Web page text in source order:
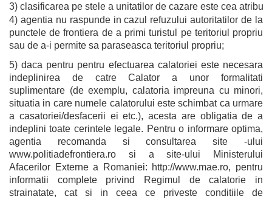
3) clasificarea pe stele a unitatilor de cazare este cea
4) agentia nu raspunde in cazul refuzului autoritatilor de la
punctele de frontiera de a primi turistul pe teritoriul propriu
sau de a-i permite sa paraseasca teritoriul propriu;
5) daca pentru pentru efectuarea calatoriei este necesara
indeplinirea de catre Calator a unor formalitati
suplimentare (de exemplu, calatoria impreuna cu minori,
situatia in care numele calatorului este schimbat ca urmare
a casatoriei/desfacerii ei etc.), acesta are obligatia de a
indeplini toate cerintele legale. Pentru o informare optima,
agentia recomanda si consultarea site -ului
www.politiadefrontiera.ro si a site-ului Ministerului
Afacerilor Externe a Romaniei: http://www.mae.ro, pentru
informatii complete privind Regimul de calatorie in
strainatate, cat si in ceea ce priveste conditiile de